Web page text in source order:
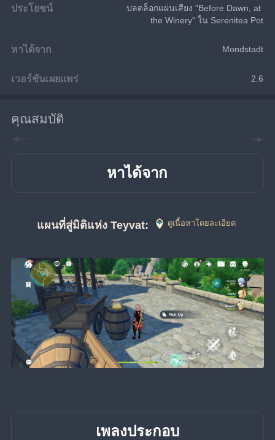
ประโยชน์
ปลดล็อกแผ่นเสียง "Before Dawn, at
the Winery" ใน Serenitea Pot
หาได้จาก Mondstadt
เวอร์ชันเผยแพร่ 2.6
คุณสมบัติ
หาได้จาก
แผนที่สู่มิติแห่ง Teyvat: ดูเนื้อหาโดยละเอียด
เพลงประกอบ